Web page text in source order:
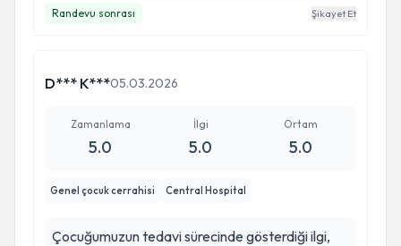
Randevu sonrası Şikayet Et
D*** K***05.03.2026
Zamanlama
5.0
İlgi
5.0
Ortam
5.0
Genel çocuk cerrahisi Central Hospital
Çocuğumuzun tedavi sürecinde gösterdiği ilgi,